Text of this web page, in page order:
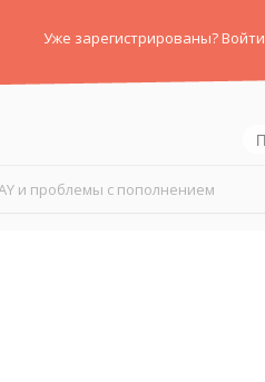
Уже зарегистрированы? Войти
и проблемы с пополнением